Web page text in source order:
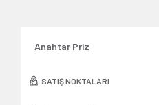
Anahtar Priz
SATIŞ NOKTALARI